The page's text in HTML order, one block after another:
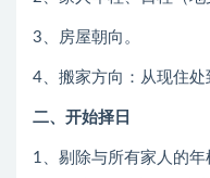
3、房屋朝向。
4、搬家方向：从现住处
二、开始择日
1、剔除与所有家人的